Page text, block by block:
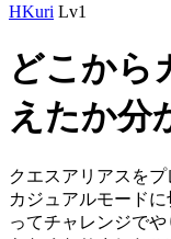
HKuri Lv1
どこから
えたか分
クエスアリアスを
カジュアルモード
ってチャレンジで